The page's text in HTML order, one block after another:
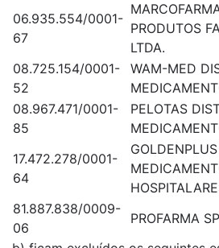
06.935.554/0001-
67
PRODUTOS
LTDA.
08.725.154/0001-
52
WAM-MED
08.967.471/0001-
85
PELOTAS
17.472.278/0001-
64
81.887.838/0009-
06
PROFARMA